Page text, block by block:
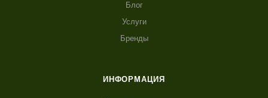
Блог
Услуги
Бренды
ИНФОРМАЦИЯ